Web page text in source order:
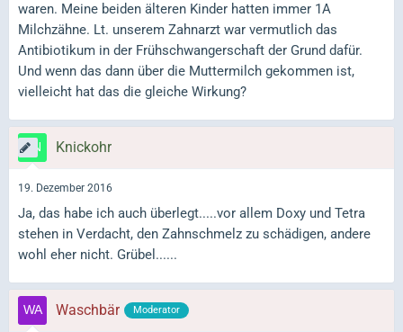
waren. Meine beiden älteren Kinder hatten immer 1A
Milchzähne. Lt. unserem Zahnarzt war vermutlich das
Antibiotikum in der Frühschwangerschaft der Grund dafür.
Und wenn das dann über die Muttermilch gekommen ist,
vielleicht hat das die gleiche Wirkung?
Knickohr
19. Dezember 2016
Ja, das habe ich auch überlegt.....vor allem Doxy und Tetra
stehen in Verdacht, den Zahnschmelz zu schädigen, andere
wohl eher nicht. Grübel......
Waschbär Moderator